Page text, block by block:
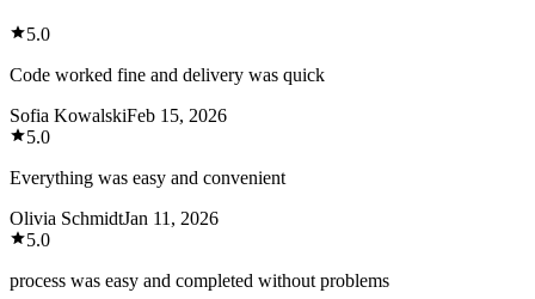
5.0
Code worked fine and delivery was quick
Sofia KowalskiFeb 15, 2026
5.0
Everything was easy and convenient
Olivia SchmidtJan 11, 2026
5.0
process was easy and completed without problems